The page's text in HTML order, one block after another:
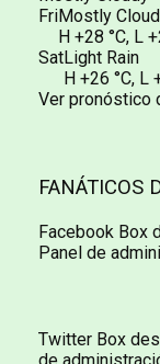
FriMostly
H +28 °C, L
SatLight Rain
H +26 °C, L
Ver pronóstico
FANÁTICOS
Facebook Box
Panel de
Twitter Box